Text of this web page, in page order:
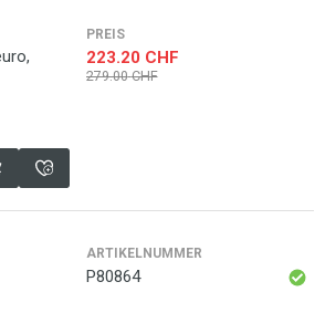
PREIS
223.20 CHF
279.00 CHF
ARTIKELNUMMER
P80864